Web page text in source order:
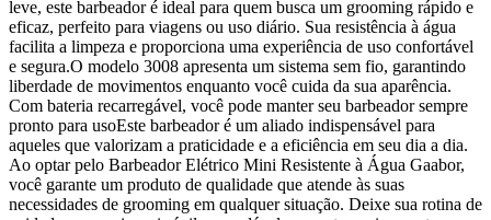
leve, este barbeador é ideal para quem busca um grooming rápido e
eficaz, perfeito para viagens ou uso diário. Sua resistência à água
facilita a limpeza e proporciona uma experiência de uso confortável
e segura.O modelo 3008 apresenta um sistema sem fio, garantindo
liberdade de movimentos enquanto você cuida da sua aparência.
Com bateria recarregável, você pode manter seu barbeador sempre
pronto para usoEste barbeador é um aliado indispensável para
aqueles que valorizam a praticidade e a eficiência em seu dia a dia.
Ao optar pelo Barbeador Elétrico Mini Resistente à Água Gaabor,
você garante um produto de qualidade que atende às suas
necessidades de grooming em qualquer situação. Deixe sua rotina de